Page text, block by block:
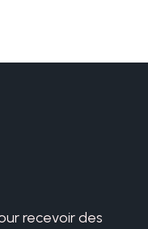
recevoir des